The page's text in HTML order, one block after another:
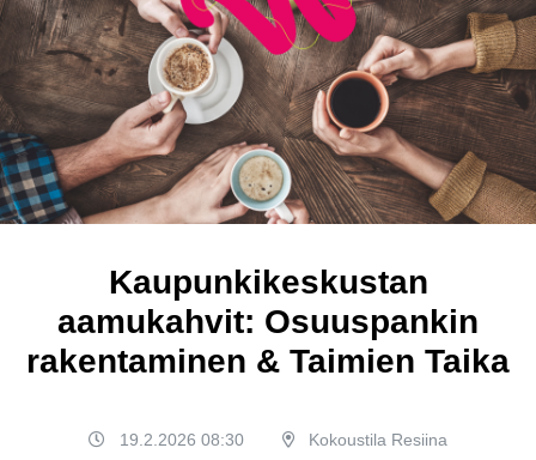
Kaupunkikeskustan
aamukahvit: Osuuspankin
rakentaminen & Taimien Taika
19.2.2026 08:30 Kokoustila Resiina